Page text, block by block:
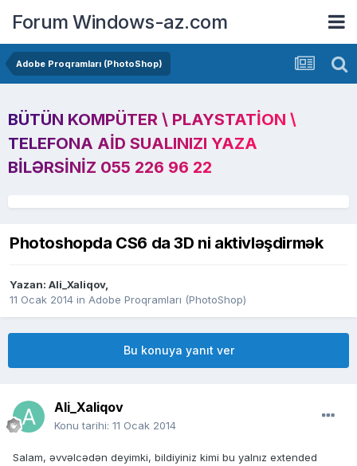
Forum Windows-az.com
Adobe Proqramları (PhotoShop)
BÜTÜN KOMPÜTER \ PLAYSTATION \
TELEFONA AID SUALINIZI YAZA
BILƏRSINIZ 055 226 96 22
Photoshopda CS6 da 3D ni aktivləşdirmək
Yazan: Ali_Xaliqov,
11 Ocak 2014 in Adobe Proqramları (PhotoShop)
Bu konuya yanıt ver
Ali_Xaliqov
Konu tarihi: 11 Ocak 2014
Salam, əvvəlcədən deyimki, bildiyiniz kimi bu yalnız extended